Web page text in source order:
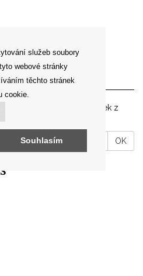
služeb soubory
webové stránky
těchto stránek
cookie.
Souhlasím
adresu pro zasílání novinek z
OK